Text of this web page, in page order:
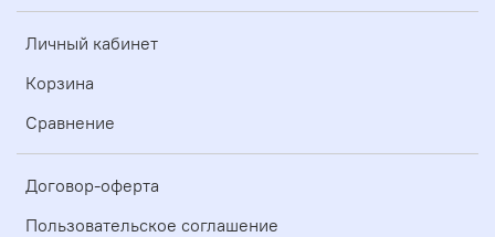
Личный кабинет
Корзина
Сравнение
Договор-оферта
Пользовательское соглашение